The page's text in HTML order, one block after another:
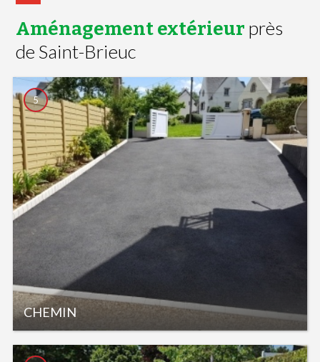
Aménagement extérieur près
de Saint-Brieuc
CHEMIN
5